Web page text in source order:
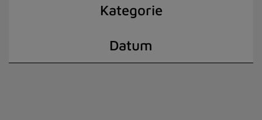
Kategorie
Datum